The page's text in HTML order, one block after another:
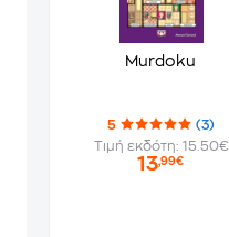
Murdoku
5
(3)
Τιμή εκδότη: 15.50€
13,99€